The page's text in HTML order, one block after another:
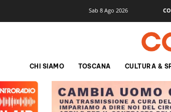
Sab 8 Ago 2026
CHI SIAMO TOSCANA CULTURA &